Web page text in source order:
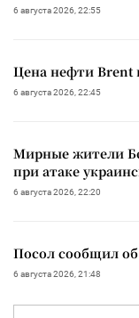
6 августа 2026, 22:55
Цена нефти Brent
6 августа 2026, 22:45
Мирные жители
при атаке
6 августа 2026, 22:20
Посол сообщил
6 августа 2026, 21:48